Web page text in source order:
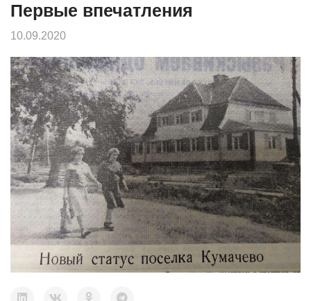
Первые впечатления
10.09.2020